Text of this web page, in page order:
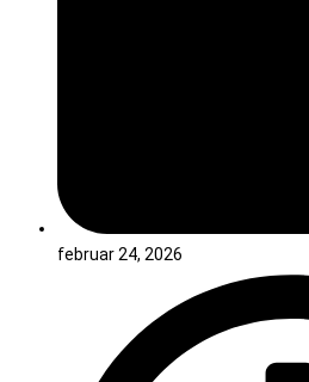
februar 24, 2026